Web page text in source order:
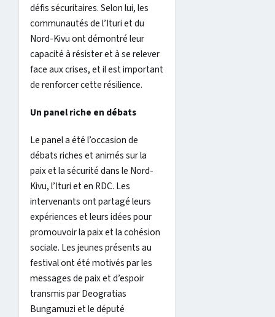
défis sécuritaires. Selon lui, les
communautés de l’Ituri et du
Nord-Kivu ont démontré leur
capacité à résister et à se relever
face aux crises, et il est important
de renforcer cette résilience.
Un panel riche en débats
Le panel a été l’occasion de
débats riches et animés sur la
paix et la sécurité dans le Nord-
Kivu, l’Ituri et en RDC. Les
intervenants ont partagé leurs
expériences et leurs idées pour
promouvoir la paix et la cohésion
sociale. Les jeunes présents au
festival ont été motivés par les
messages de paix et d’espoir
transmis par Deogratias
Bungamuzi et le député